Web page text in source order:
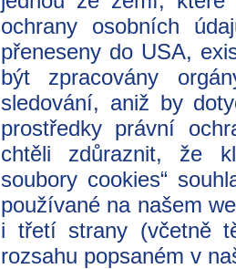
ochrany osobních
přeneseny do USA,
být zpracovány
sledování, aniž by
prostředky právní
chtěli zdůraznit, že
soubory cookies“
používané na našem
i třetí strany (včetně
rozsahu popsaném v